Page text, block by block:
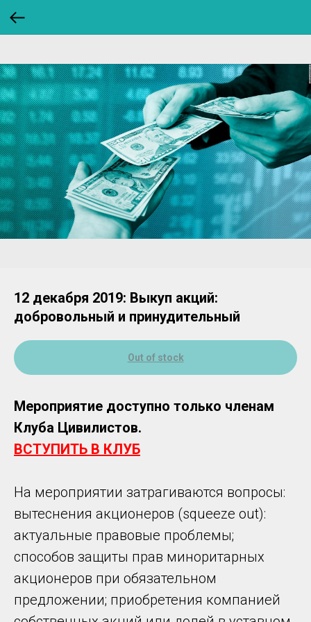
12 декабря 2019: Выкуп акций:
добровольный и принудительный
Out of stock
Мероприятие доступно только членам
Клуба Цивилистов.
ВСТУПИТЬ В КЛУБ
На мероприятии затрагиваются вопросы:
вытеснения акционеров (squeeze out):
актуальные правовые проблемы;
способов защиты прав миноритарных
акционеров при обязательном
предложении; приобретения компанией